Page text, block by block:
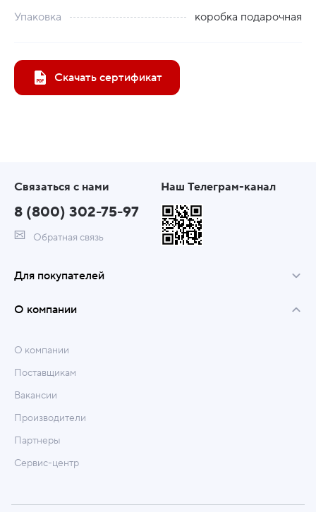
Упаковка
коробка подарочная
Скачать сертификат
Связаться с нами
8 (800) 302-75-97
Обратная связь
Наш Телеграм-канал
Для покупателей
О компании
О компании
Поставщикам
Вакансии
Производители
Партнеры
Сервис-центр